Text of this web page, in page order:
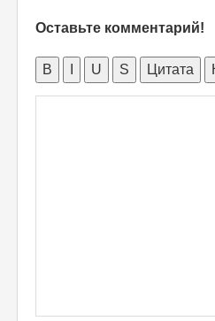
Оставьте комментарий!
B U S Цитата